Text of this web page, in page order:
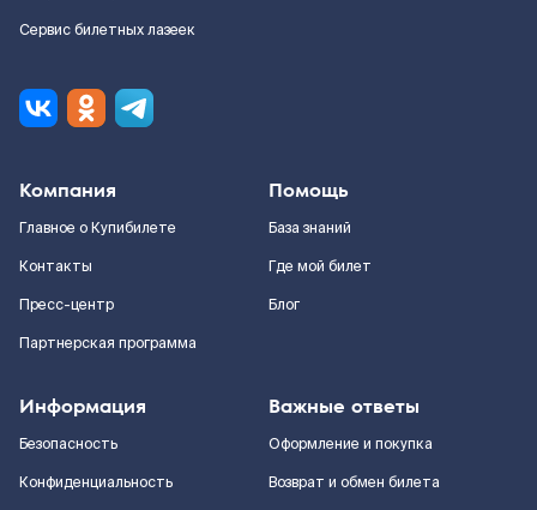
Сервис билетных лазеек
Компания
Главное о Купибилете
Контакты
Пресс-центр
Партнерская программа
Помощь
База знаний
Где мой билет
Блог
Информация
Безопасность
Конфиденциальность
Важные ответы
Оформление и покупка
Возврат и обмен билета